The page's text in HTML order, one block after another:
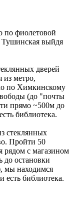
по фиолетовой
Тушинская выйдя
дверей
из метро,
по Химкинскому
(до "почты
прямо ~500м до
библиотека.
стеклянных
Пройти 50
рядом с магазином
до остановки
мы находимся
есть библиотека.